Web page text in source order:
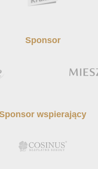
Sponsor
wspierający